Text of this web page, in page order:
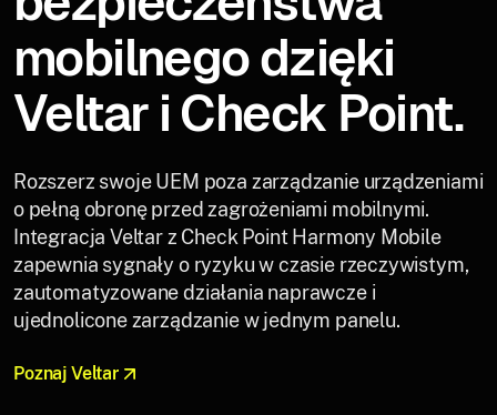
mobilnego dzięki
Veltar i Check Point.
Rozszerz swoje UEM poza zarządzanie urządzeniami
o pełną obronę przed zagrożeniami mobilnymi.
Integracja Veltar z Check Point Harmony Mobile
zapewnia sygnały o ryzyku w czasie rzeczywistym,
zautomatyzowane działania naprawcze i
ujednolicone zarządzanie w jednym panelu.
Poznaj Veltar